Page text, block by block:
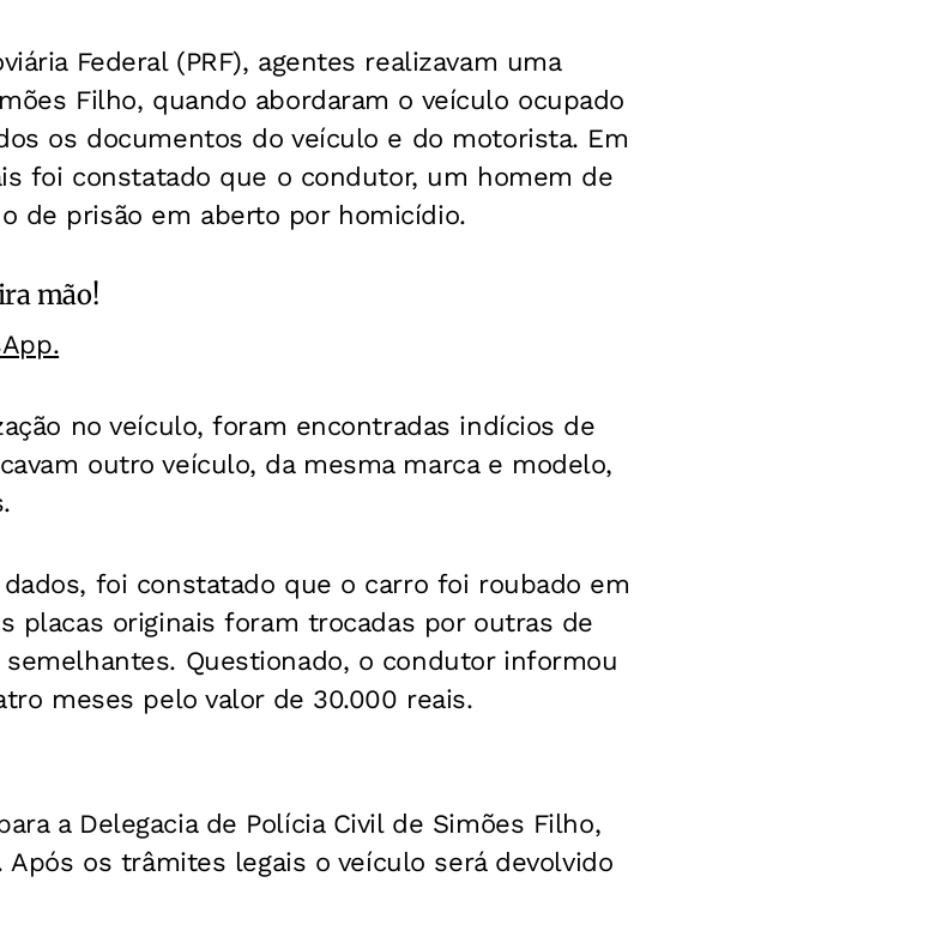
Federal (PRF), agentes realizavam uma
Filho, quando abordaram o veículo ocupado
os documentos do veículo e do motorista. Em
foi constatado que o condutor, um homem de
de prisão em aberto por homicídio.
mão!
no veículo, foram encontradas indícios de
outro veículo, da mesma marca e modelo,
foi constatado que o carro foi roubado em
placas originais foram trocadas por outras de
Questionado, o condutor informou
meses pelo valor de 30.000 reais.
a Delegacia de Polícia Civil de Simões Filho,
Após os trâmites legais o veículo será devolvido